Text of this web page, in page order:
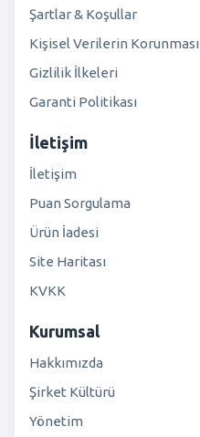
Şartlar & Koşullar
Kişisel Verilerin Korunması
Gizlilik İlkeleri
Garanti Politikası
İletişim
İletişim
Puan Sorgulama
Ürün İadesi
Site Haritası
KVKK
Kurumsal
Hakkımızda
Şirket Kültürü
Yönetim